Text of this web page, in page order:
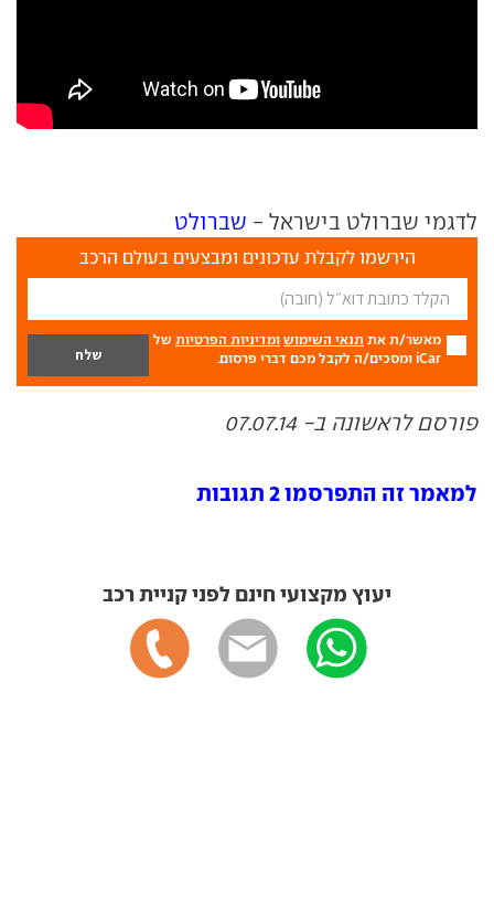
לדגמי שברולט בישראל - שברולט
הירשמו לקבלת עדכונים ומבצעים בעולם הרכב
מאשר/ת את תנאי השימוש ומדיניות הפרטיות של
iCar ומסכים/ה לקבל מכם דברי פרסום.
פורסם לראשונה ב- 07.07.14
למאמר זה התפרסמו 2 תגובות
יעוץ מקצועי חינם לפני קניית רכב